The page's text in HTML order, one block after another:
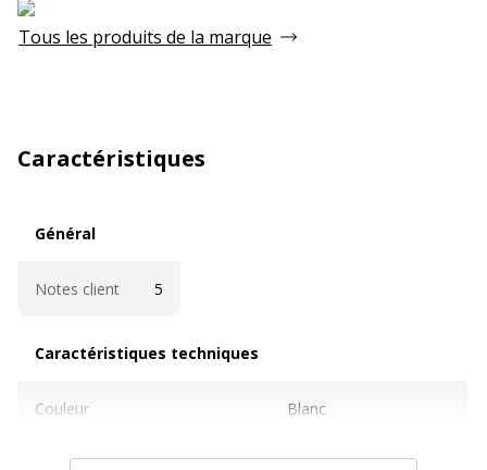
Tous les produits de la marque
Caractéristiques
Général
Notes client 5
Caractéristiques techniques
Couleur Blanc
Diamètre 70 mm